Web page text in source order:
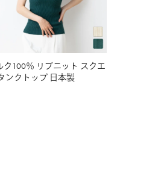
ク100％ リブニット スクエ
ンクトップ 日本製